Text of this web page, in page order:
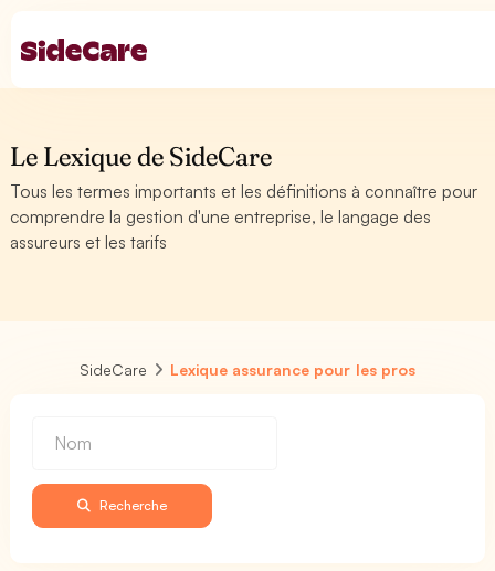
Le Lexique de SideCare
Tous les termes importants et les définitions à connaître pour
comprendre la gestion d'une entreprise, le langage des
assureurs et les tarifs
SideCare Lexique assurance pour les pros
Recherche